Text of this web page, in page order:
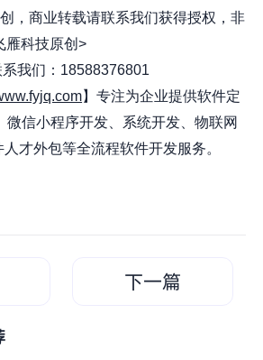
，商业转载请联系我们获得授权，非
雁科技原创>
我们：18588376801
】专注为企业提供软件定
微信小程序开发、系统开发、物联网
才外包等全流程软件开发服务。
下一篇